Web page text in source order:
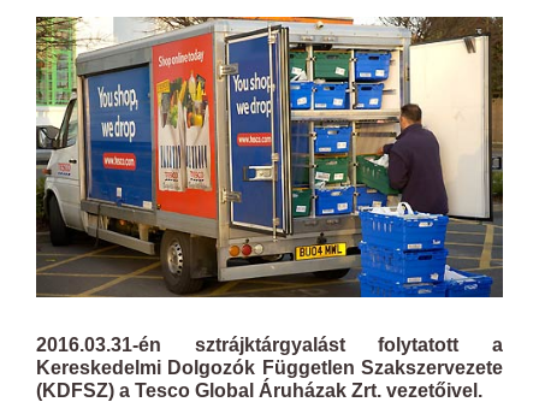
View
Larger
Image
2016.03.31-én sztrájktárgyalást folytatott a
Kereskedelmi Dolgozók Független Szakszervezete
(KDFSZ) a Tesco Global Áruházak Zrt. vezetőivel.